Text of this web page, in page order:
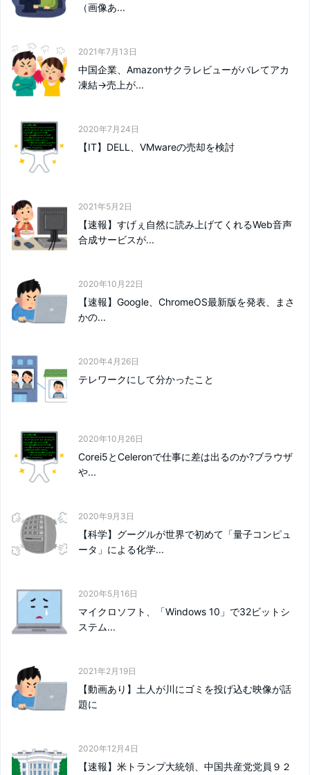
（画像あ...
2021年7月13日
中国企業、Amazonサクラレビューがバレてアカ
凍結→売上が...
2020年7月24日
【IT】DELL、VMwareの売却を検討
2021年5月2日
【速報】すげぇ自然に読み上げてくれるWeb音声
合成サービスが...
2020年10月22日
【速報】Google、ChromeOS最新版を発表、まさ
かの...
2020年4月26日
テレワークにして分かったこと
2020年10月26日
Corei5とCeleronで仕事に差は出るのか?ブラウザ
や...
2020年9月3日
【科学】グーグルが世界で初めて「量子コンピュ
ータ」による化学...
2020年5月16日
マイクロソフト、「Windows 10」で32ビットシ
ステム...
2021年2月19日
【動画あり】土人が川にゴミを投げ込む映像が話
題に
2020年12月4日
【速報】米トランプ大統領、中国共産党党員９２